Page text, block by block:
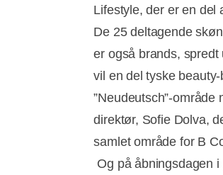
Lifestyle, der er en del
De 25 deltagende
er også brands, spredt
vil en del tyske
”Neudeutsch”-
direktør, Sofie Dolva,
samlet område for B
Og på åbningsdagen